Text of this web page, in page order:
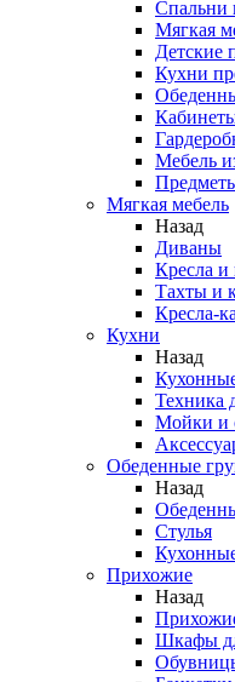
Спальни
Мягкая
Детские
Кухни
Мебель
Мягкая мебель
Назад
Диваны
Кресла
Тахты и
Кресла-
Кухни
Назад
Техника
Мойки и
Обеденные
Назад
Стулья
Прихожие
Назад
Шкафы